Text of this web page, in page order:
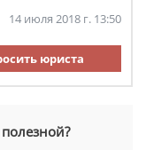
14 июля 2018 г. 13:50
юриста